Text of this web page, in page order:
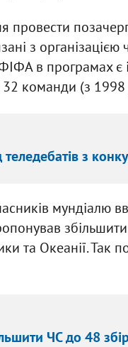
провести
з
в програмах є
32 команди (з
теледебатів з
мундіалю
та Океанії. Так
ЧС до 48